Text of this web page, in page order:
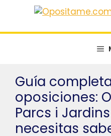
contenido
Guía
oposiciones:
Parcs i
necesitas